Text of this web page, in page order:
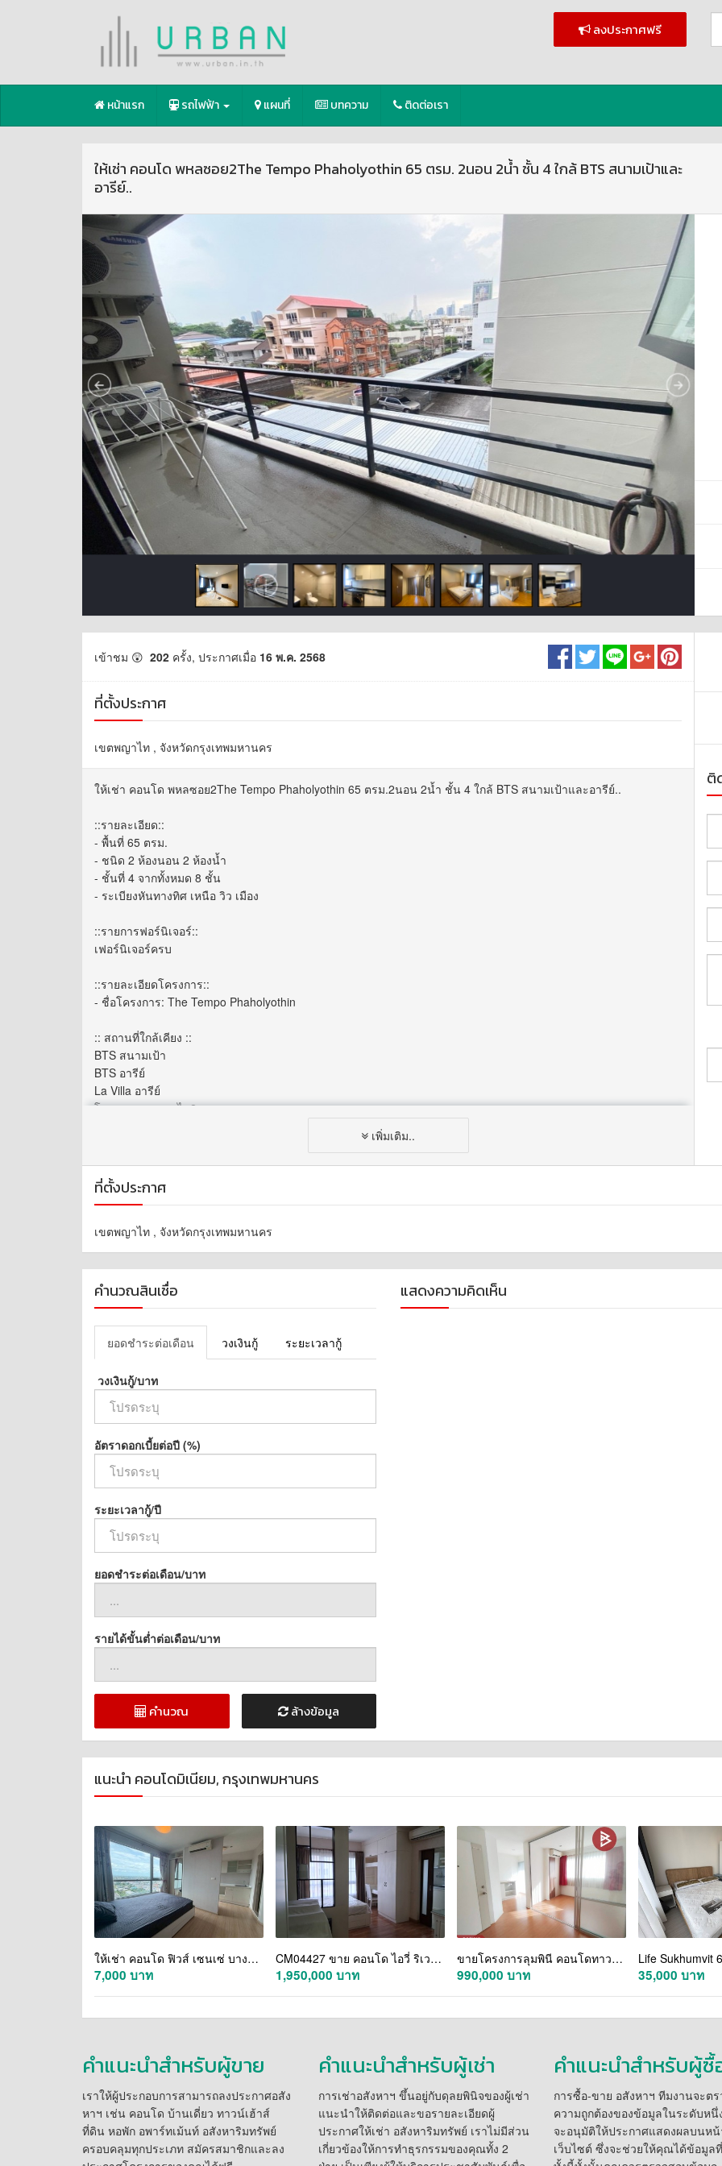
ลงประกาศฟรี
หน้าแรก รถไฟฟ้า แผนที่ บทความ ติดต่อเรา
ให้เช่า คอนโด พหลซอย2The Tempo Phaholyothin 65 ตรม. 2นอน 2น้ำ ชั้น 4 ใกล้ BTS สนามเป้าและ
อารีย์..
เพิ่มเติม..
เข้าชม 😲 202 ครั้ง, ประกาศเมื่อ 16 พ.ค. 2568
ที่ตั้งประกาศ
เขตพญาไท , จังหวัดกรุงเทพมหานคร
ให้เช่า คอนโด พหลซอย2The Tempo Phaholyothin 65 ตรม.2นอน 2น้ำ ชั้น 4 ใกล้ BTS สนามเป้าและอารีย์..
::รายละเอียด::
- พื้นที่ 65 ตรม.
- ชนิด 2 ห้องนอน 2 ห้องน้ำ
- ชั้นที่ 4 จากทั้งหมด 8 ชั้น
- ระเบียงหันทางทิศ เหนือ วิว เมือง
::รายการฟอร์นิเจอร์::
เฟอร์นิเจอร์ครบ
::รายละเอียดโครงการ::
- ชื่อโครงการ: The Tempo Phaholyothin
:: สถานที่ใกล้เคียง ::
BTS สนามเป้า
BTS อารีย์
La Villa อารีย์
โรงพยาบาลพญาไท2
พิกัด: http://maps.google.com/maps?q=13.775817,100.544576
ราคา: 26,000 บาทต่อเดือน
Line: https://lin.ee/aeKXSB3
LINE ID: @379zvtrk
Tel./Whatsapp: +66-65-709-5999,+66-81-456-1326
Email: btlestateagents@gmail.com
ติ
ที่ตั้งประกาศ
เขตพญาไท , จังหวัดกรุงเทพมหานคร
คำนวณสินเชื่อ
ยอดชำระต่อเดือน วงเงินกู้ ระยะเวลากู้
วงเงินกู้/บาท
อัตราดอกเบี้ยต่อปี (%)
ระยะเวลากู้/ปี
ยอดชำระต่อเดือน/บาท
รายได้ขั้นต่ำต่อเดือน/บาท
คำนวณ ล้างข้อมูล
แสดงความคิดเห็น
แนะนำ คอนโดมิเนียม, กรุงเทพมหานคร
ให้เช่า คอนโด ฟิวส์ เซนเซ่ บางแค (Fuse Sense Bangkae)
7,000 บาท
CM04427 ขาย คอนโด ไอวี่ ริเวอร์ ราษฎร์บูรณะ Ivy River Ratburana ถนนราษฎร์บูรณะ
1,950,000 บาท
ขายโครงการลุมพินี คอนโดทาวน์ รามอินทรา-ลาดปลาเค้า2 (Lumpini Condo Town Raminthra-Latplakhao2)
990,000 บาท 35,000 บาท
คำแนะนำสำหรับผู้ขาย
เราให้ผู้ประกอบการสามารถลงประกาศอสัง
หาฯ เช่น คอนโด บ้านเดี่ยว ทาวน์เฮ้าส์
ที่ดิน หอพัก อพาร์ทเม้นท์ อสังหาริมทรัพย์
ครอบคลุมทุกประเภท สมัครสมาชิกและลง
คำแนะนำสำหรับผู้เช่า
การเช่าอสังหาฯ ขึ้นอยู่กับดุลยพินิจของผู้เช่า
แนะนำให้ติดต่อและขอรายละเอียดผู้
ประกาศให้เช่า อสังหาริมทรัพย์ เราไม่มีส่วน
เกี่ยวข้องให้การทำธุรกรรมของคุณทั้ง 2
คำแนะนำสำหรับผู้ซื้
การซื้อ-ขาย อสังหาฯ ทีมงานจะต
ความถูกต้องของข้อมูลในระดับหนึ่
จะอนุมัติให้ประกาศแสดงผลบนหน้
เว็บไซต์ ซึ่งจะช่วยให้คุณได้ข้อมูล